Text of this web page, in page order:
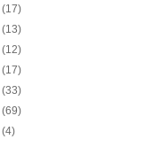
(17)
(13)
(12)
(17)
(33)
(69)
(4)